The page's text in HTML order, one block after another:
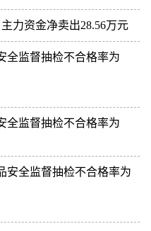
力资金净卖出28.56万元
全监督抽检不合格率为
全监督抽检不合格率为
安全监督抽检不合格率为